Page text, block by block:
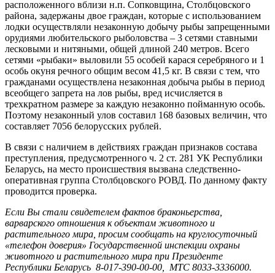
расположенного вблизи н.п. Сопковщина, Столбцовского
района, задержаны двое граждан, которые с использованием
лодки осуществляли незаконную добычу рыбы запрещенными
орудиями любительского рыболовства – 3 сетями ставными
лесковыми и нитяными, общей длиной 240 метров. Всего
сетями «рыбаки» выловили 55 особей карася серебряного и 1
особь окуня речного общим весом 41,5 кг. В связи с тем, что
гражданами осуществлена незаконная добыча рыбы в период
всеобщего запрета на лов рыбы, вред исчисляется в
трехкратном размере за каждую незаконно пойманную особь.
Поэтому незаконный улов составил 168 базовых величин, что
составляет 7056 белорусских рублей.
В связи с наличием в действиях граждан признаков состава
преступления, предусмотренного ч. 2 ст. 281 УК Республики
Беларусь, на место происшествия вызвана следственно-
оперативная группа Столбцовского РОВД. По данному факту
проводится проверка.
Если Вы стали свидетелем фактов браконьерства,
варварского отношения к объектам животного и
растительного мира, просим сообщать на круглосуточный
«телефон доверия» Государственной инспекции охраны
животного и растительного мира при Президенте
Республики Беларусь 8-017-390-00-00, МТС 8033-3336000.